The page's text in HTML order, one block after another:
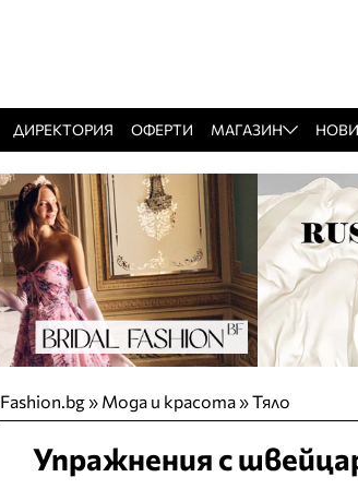
ДИРЕКТОРИЯ ОФЕРТИ МАГАЗИН
Fashion.bg» Мода и красота»Тяло
Упражнения с